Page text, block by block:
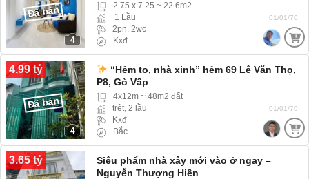
4
Đã bán
2.75 x 7.25 ~ 22.6m2
1 Lầu
2pn, 2wc
Kxđ
01/01/70
4,99 tỷ
4
Đã bán
“Hẻm to, nhà xinh” hẻm 69 Lê Văn Thọ,
P8, Gò Vấp
4x12m ~ 48m2 đất
trệt, 2 lầu
Kxđ
Bắc
01/01/70
3.65 tỷ
Siêu phẩm nhà xây mới vào ở ngay –
Nguyễn Thượng Hiền